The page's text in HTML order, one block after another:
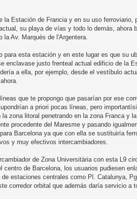
la Estación de Francia y en su uso
su playa de vías y todo lo demás,
la Av. Marqués de l'Argentera.
para esta estación y en este lugar es que su
enclavase justo frenteal actual edificio de la
a ella, por ejemplo, desde el vestíbulo
que te propongo que pasarían por ese
a priori pocas líneas, pero
zona litoral penetrando en la zona Franca y
procedente del Maresme y pasando
Barcelona ya que con ella se sustituiría
y muy efectivos intercambiadores.
de Zona Universitària con esta L9
de Barcelona, los usuarios pudiesen
estaciones centrales como Pl. Catalunya,
corredor orbital que además daría servicio